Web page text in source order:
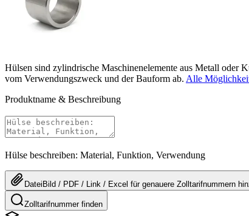
Hülsen sind zylindrische Maschinenelemente aus Metall oder
vom Verwendungszweck und der Bauform ab. Alle
Produktname & Beschreibung
Hülse beschreiben: Material, Funktion, Verwendung
Datei Bild / PDF / Link / Excel für genauere Zolltarifnummern
Zolltarifnummer finden